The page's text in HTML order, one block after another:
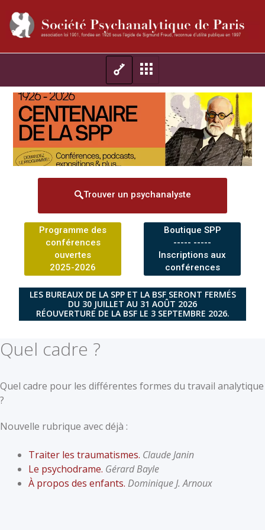
Trouver un psychanalyste
Programme des
conférences
ouvertes
2025-2026
Boutique SPP
----- -----
Inscriptions aux
conférences
LES BUREAUX DE LA SPP ET LA BSF SERONT FERMÉS
DU 30 JUILLET AU 31 AOÛT 2026
RÉOUVERTURE DE LA BSF LE 3 SEPTEMBRE 2026.
Quel cadre ?
Quel cadre pour les différentes formes du travail analytique
?
Nouvelle rubrique avec déjà :
Traiter les traumatismes. Claude Janin
Le psychodrame. Gérard Bayle
À propos des enfants. Dominique J. Arnoux